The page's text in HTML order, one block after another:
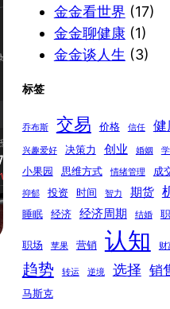
金金看世界 (17)
金金聊健康(1)
金金谈人生 (3)
标签
乔布斯 交易 价格 信任 健
兴趣爱好 决策力 创业 婚姻
小果园 思维方式 情绪管理 成
抑郁 投资 时间 智力 期货
睡眠 经济 经济周期 结婚
职场 苹果 营销 认知 财
趋势 转运 逆境 选择 销
马斯克